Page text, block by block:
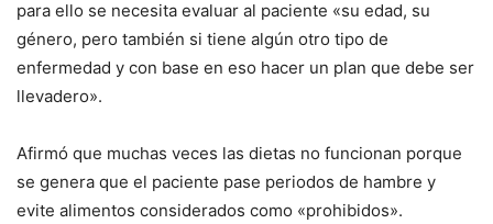
para ello se necesita evaluar al paciente «su edad, su
género, pero también si tiene algún otro tipo de
enfermedad y con base en eso hacer un plan que debe ser
llevadero».
Afirmó que muchas veces las dietas no funcionan porque
se genera que el paciente pase periodos de hambre y
evite alimentos considerados como «prohibidos».